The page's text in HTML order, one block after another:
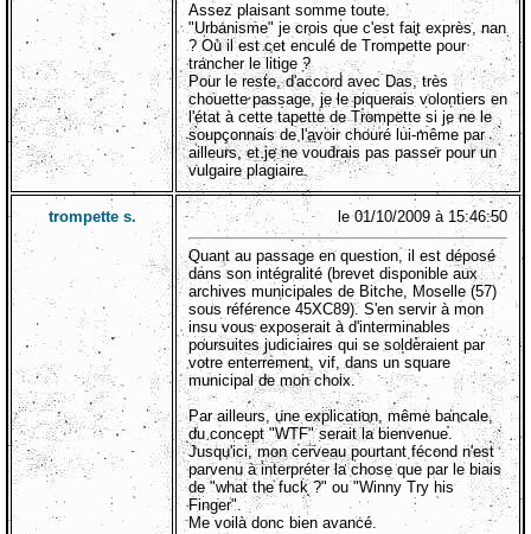
Assez plaisant somme toute.
"Urbanisme" je crois que c'est fait exprès, nan
? Où il est cet enculé de Trompette pour
trancher le litige ?
Pour le reste, d'accord avec Das, très
chouette passage, je le piquerais volontiers en
l'état à cette tapette de Trompette si je ne le
soupçonnais de l'avoir chouré lui-même par
ailleurs, et je ne voudrais pas passer pour un
vulgaire plagiaire.
trompette s. le 01/10/2009 à 15:46:50
Quant au passage en question, il est déposé
dans son intégralité (brevet disponible aux
archives municipales de Bitche, Moselle (57)
sous référence 45XC89). S'en servir à mon
insu vous exposerait à d'interminables
poursuites judiciaires qui se solderaient par
votre enterrement, vif, dans un square
municipal de mon choix.
Par ailleurs, une explication, même bancale,
du concept "WTF" serait la bienvenue.
Jusqu'ici, mon cerveau pourtant fécond n'est
parvenu à interpréter la chose que par le biais
de "what the fuck ?" ou "Winny Try his
Finger".
Me voilà donc bien avancé.